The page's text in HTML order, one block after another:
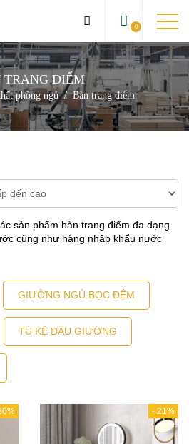
0
TRANG ĐIỂM
phòng ngủ Bàn trang điểm
sản phẩm bàn trang điểm đa dạng
cũng như hàng nhập khẩu nước
GIƯỜNG NGỦ BỌC ĐỆM
TỦ KỆ ĐẦU GIƯỜNG
- 21%